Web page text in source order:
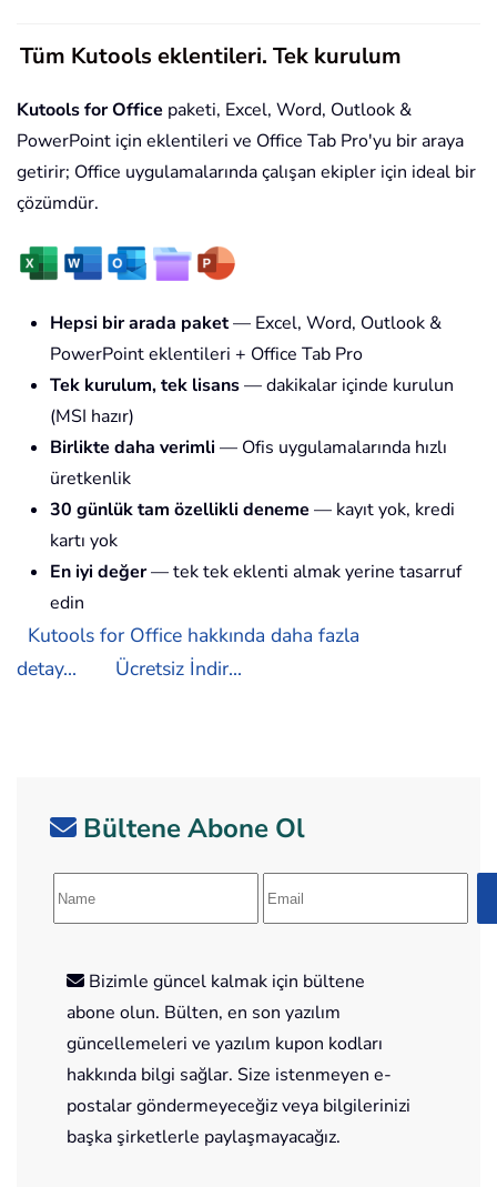
Tüm Kutools eklentileri. Tek kurulum
Kutools for Office paketi, Excel, Word, Outlook &
PowerPoint için eklentileri ve Office Tab Pro'yu bir araya
getirir; Office uygulamalarında çalışan ekipler için ideal bir
çözümdür.
Hepsi bir arada paket— Excel, Word, Outlook &
PowerPoint eklentileri + Office Tab Pro
Tek kurulum, tek lisans— dakikalar içinde kurulun
(MSI hazır)
Birlikte daha verimli — Ofis uygulamalarında hızlı
üretkenlik
30 günlük tam özellikli deneme — kayıt yok, kredi
kartı yok
En iyi değer— tek tek eklenti almak yerine tasarruf
edin
Kutools for Office hakkında daha fazla
detay...
Ücretsiz İndir...
Bültene Abone Ol
Bizimle güncel kalmak için bültene
abone olun. Bülten, en son yazılım
güncellemeleri ve yazılım kupon kodları
hakkında bilgi sağlar. Size istenmeyen e-
postalar göndermeyeceğiz veya bilgilerinizi
başka şirketlerle paylaşmayacağız.